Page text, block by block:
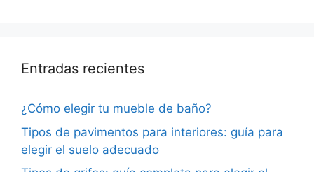
Entradas recientes
¿Cómo elegir tu mueble de baño?
Tipos de pavimentos para interiores: guía para
elegir el suelo adecuado